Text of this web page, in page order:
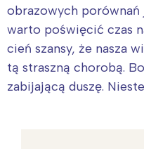
obrazowych
warto poświęcić czas
cień szansy, że nasza
tą straszną chorobą.
zabijającą duszę.